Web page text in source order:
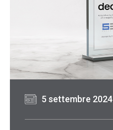
5 settembre 2024